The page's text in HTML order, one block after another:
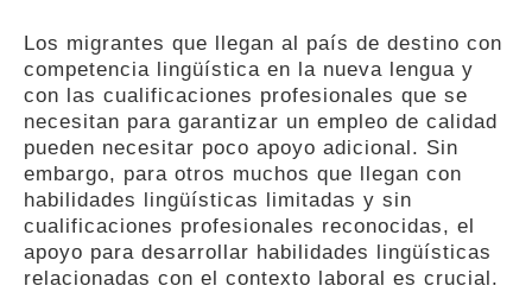
Los migrantes que llegan al país de destino con
competencia lingüística en la nueva lengua y
con las cualificaciones profesionales que se
necesitan para garantizar un empleo de calidad
pueden necesitar poco apoyo adicional. Sin
embargo, para otros muchos que llegan con
habilidades lingüísticas limitadas y sin
cualificaciones profesionales reconocidas, el
apoyo para desarrollar habilidades lingüísticas
relacionadas con el contexto laboral es crucial.